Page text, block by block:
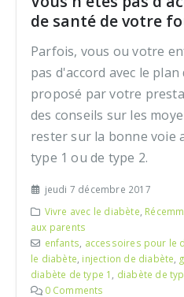
de santé de votre
Parfois, vous ou votre
pas d'accord avec le
proposé par votre
des conseils sur les
rester sur la bonne voie
type 1 ou de type 2.
jeudi 7 décembre 2017
Vivre avec le diabète
aux parents
enfants accessoires pour le
le diabète injection de diabète
diabète de type 1
diabète de
0 Comments